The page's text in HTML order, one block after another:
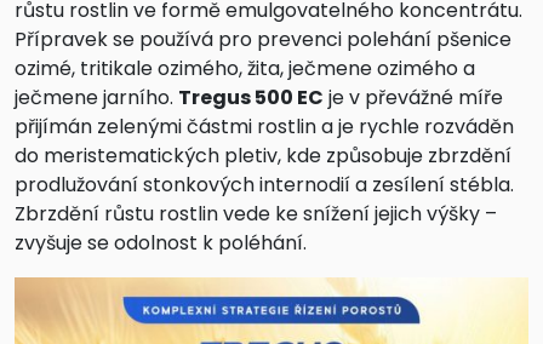
růstu rostlin ve formě emulgovatelného koncentrátu.
Přípravek se používá pro prevenci polehání pšenice
ozimé, tritikale ozimého, žita, ječmene ozimého a
ječmene jarního. Tregus 500 EC je v převážné míře
přijímán zelenými částmi rostlin a je rychle rozváděn
do meristematických pletiv, kde způsobuje zbrzdění
prodlužování stonkových internodií a zesílení stébla.
Zbrzdění růstu rostlin vede ke snížení jejich výšky –
zvyšuje se odolnost k poléhání.